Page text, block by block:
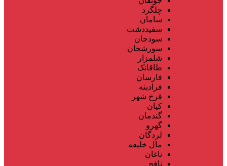
چلگرد
سامان
سفیددشت
سودجان
سورشجان
شلمزار
طاقانک
فارسان
فرادبنه
فرخ شهر
کیان
گندمان
گهرو
لردگان
مال خلیفه
ناغان
نافچ